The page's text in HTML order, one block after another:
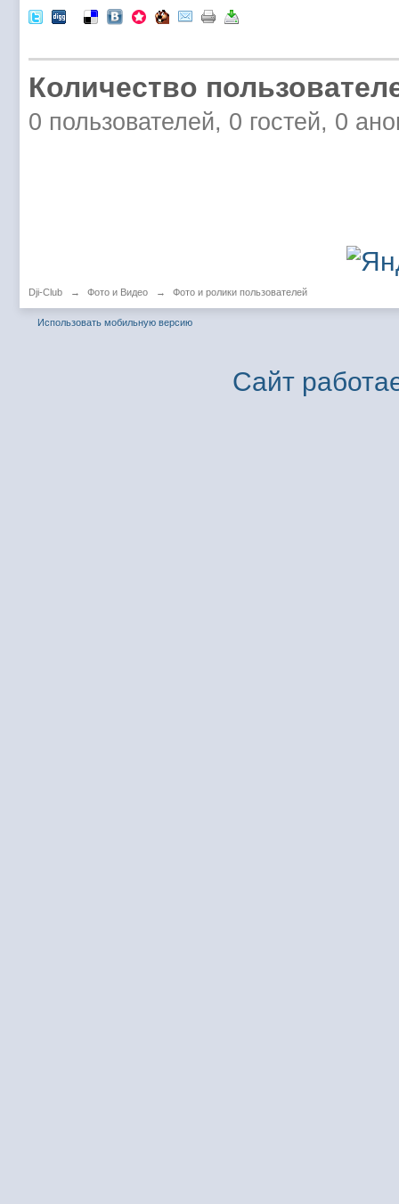
Количество
0 пользователей, 0 гостей, 0
Dji-Club → Фото и Видео → Фото и ролики пользователей
Использовать мобильную версию
Сайт